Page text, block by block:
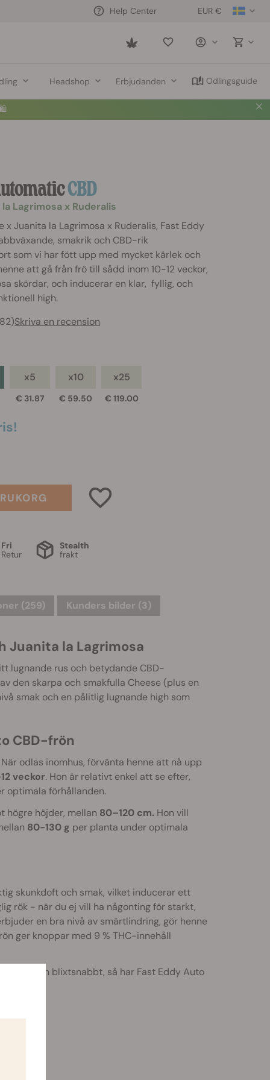
EUR €
Help Center
Saved
Headshop Erbjudanden Odlingsguide
CBD
Lagrimosa x Ruderalis
x Juanita la Lagrimosa x Ruderalis, Fast Eddy
smakrik och CBD-rik
som vi har fött upp med mycket kärlek och
att gå från frö till sådd inom 10-12 veckor,
skördar, och inducerar en klar, fyllig, och
high.
Skriva en recension
x5
€ 31.87
x10
€ 59.50
x25
€ 119.00
Fri
Retur
Stealth
frakt
(259) Kunders bilder (3)
Juanita la Lagrimosa
lugnande rus och betydande CBD-
den skarpa och smakfulla Cheese (plus en
smak och en pålitlig lugnande high som
CBD-frön
odlas inomhus, förvänta henne att nå upp
veckor. Hon är relativt enkel att se efter,
optimala förhållanden.
högre höjder, mellan 80–120 cm. Hon vill
80-130 g per planta under optimala
skunkdoft och smak, vilket inducerar ett
rök - när du ej vill ha någonting för starkt,
en bra nivå av smärtlindring, gör henne
ger knoppar med 9 % THC-innehåll
ha den blixtsnabbt, så har Fast Eddy Auto